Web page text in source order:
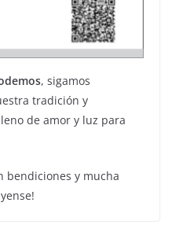
, sigamos
tradición y
de amor y luz para
bendiciones y mucha